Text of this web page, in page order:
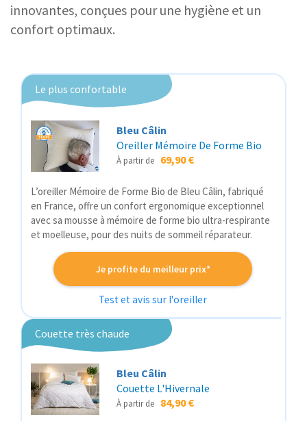
innovantes, conçues pour une hygiène et un
confort optimaux.
Le plus confortable
Bleu Câlin
Oreiller Mémoire De Forme Bio
À partir de 69,90 €
L’oreiller Mémoire de Forme Bio de Bleu Câlin, fabriqué
en France, offre un confort ergonomique exceptionnel
avec sa mousse à mémoire de forme bio ultra-respirante
et moelleuse, pour des nuits de sommeil réparateur.
Je profite du meilleur prix*
Test et avis sur l'oreiller
Couette très chaude
Bleu Câlin
Couette L'Hivernale
À partir de 84,90 €